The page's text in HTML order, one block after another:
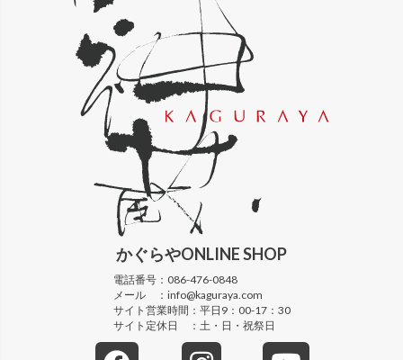
かぐらやONLINE SHOP
電話番号： 086-476-0848
メール ： info@kaguraya.com
サイト営業時間： 平日9：00-17：30
サイト定休日 ： 土・日・祝祭日